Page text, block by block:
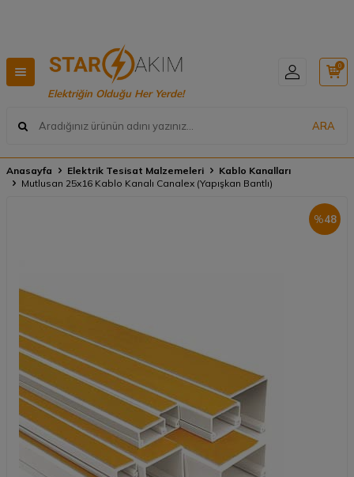
Elektriğin Olduğu Her Yerde!
ARA
0
Anasayfa Elektrik Tesisat Malzemeleri
Kablo Kanalları
Mutlusan 25x16 Kablo Kanalı Canalex (Yapışkan Bantlı)
%48